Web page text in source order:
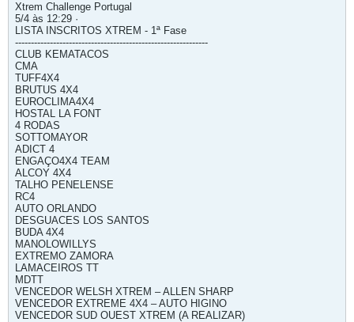
Xtrem Challenge Portugal
5/4 às 12:29 ·
LISTA INSCRITOS XTREM - 1ª Fase
-------------------------------------------------------------
CLUB KEMATACOS
CMA
TUFF4X4
BRUTUS 4X4
EUROCLIMA4X4
HOSTAL LA FONT
4 RODAS
SOTTOMAYOR
ADICT 4
ENGAÇO4X4 TEAM
ALCOY 4X4
TALHO PENELENSE
RC4
AUTO ORLANDO
DESGUACES LOS SANTOS
BUDA 4X4
MANOLOWILLYS
EXTREMO ZAMORA
LAMACEIROS TT
MDTT
VENCEDOR WELSH XTREM – ALLEN SHARP
VENCEDOR EXTREME 4X4 – AUTO HIGINO
VENCEDOR SUD OUEST XTREM (A REALIZAR)